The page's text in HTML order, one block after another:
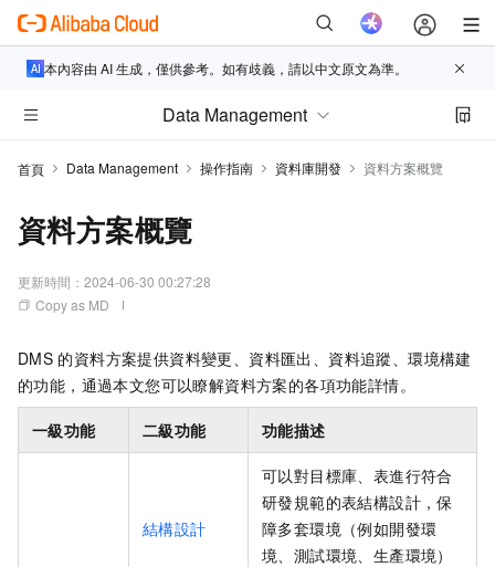
本內容由 AI 生成，僅供參考。如有歧義，請以中文原文為準。
Data Management
首頁 Data Management 操作指南 資料庫開發 資料方案概覽
資料方案概覽
更新時間： 2024-06-30 00:27:28
Copy as MD
DMS 的資料方案提供資料變更、資料匯出、資料追蹤、環境構建
的功能，通過本文您可以瞭解資料方案的各項功能詳情。
一級功能 二級功能 功能描述
結構設計
可以對目標庫、表進行符合
研發規範的表結構設計，保
障多套環境（例如開發環
境、測試環境、生產環境）